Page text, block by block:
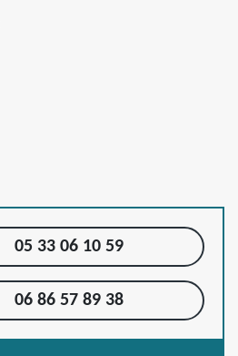
05 33 06 10 59
06 86 57 89 38